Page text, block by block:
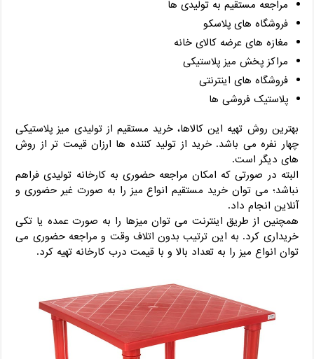
مراجعه مستقیم به تولیدی ها
فروشگاه های پلاسکو
مغازه های عرضه کالای خانه
مراکز پخش میز پلاستیکی
فروشگاه های اینترنتی
پلاستیک فروشی ها
بهترین روش تهیه این کالاها، خرید مستقیم از تولیدی میز پلاستیکی
چهار نفره می باشد. خرید از تولید کننده ها ارزان قیمت تر از روش
های دیگر است.
البته در صورتی که امکان مراجعه حضوری به کارخانه تولیدی فراهم
نباشد؛ می توان خرید مستقیم انواع میز را به صورت غیر حضوری و
آنلاین انجام داد.
همچنین از طریق اینترنت می توان میزها را به صورت عمده یا تکی
خریداری کرد. به این ترتیب بدون اتلاف وقت و مراجعه حضوری می
توان انواع میز را به تعداد بالا و با قیمت درب کارخانه تهیه کرد.